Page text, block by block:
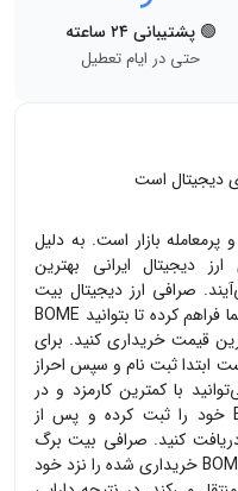
🟢 پشتیبانی ۲۴ ساعته
حتی در ایام تعطیل
پرمعامله بازار است. به دلیل
دیجیتال ایرانی بهترین
صرافی ارز دیجیتال بیت
کرده تا بتوانید BOME
قیمت خریداری کنید. برای
ابتدا ثبت نام و سپس احراز
با کمترین کارمزد و در
خود را ثبت کرده و پس از
کنید. صرافی بیت برگ
خریداری شده را نزد خود